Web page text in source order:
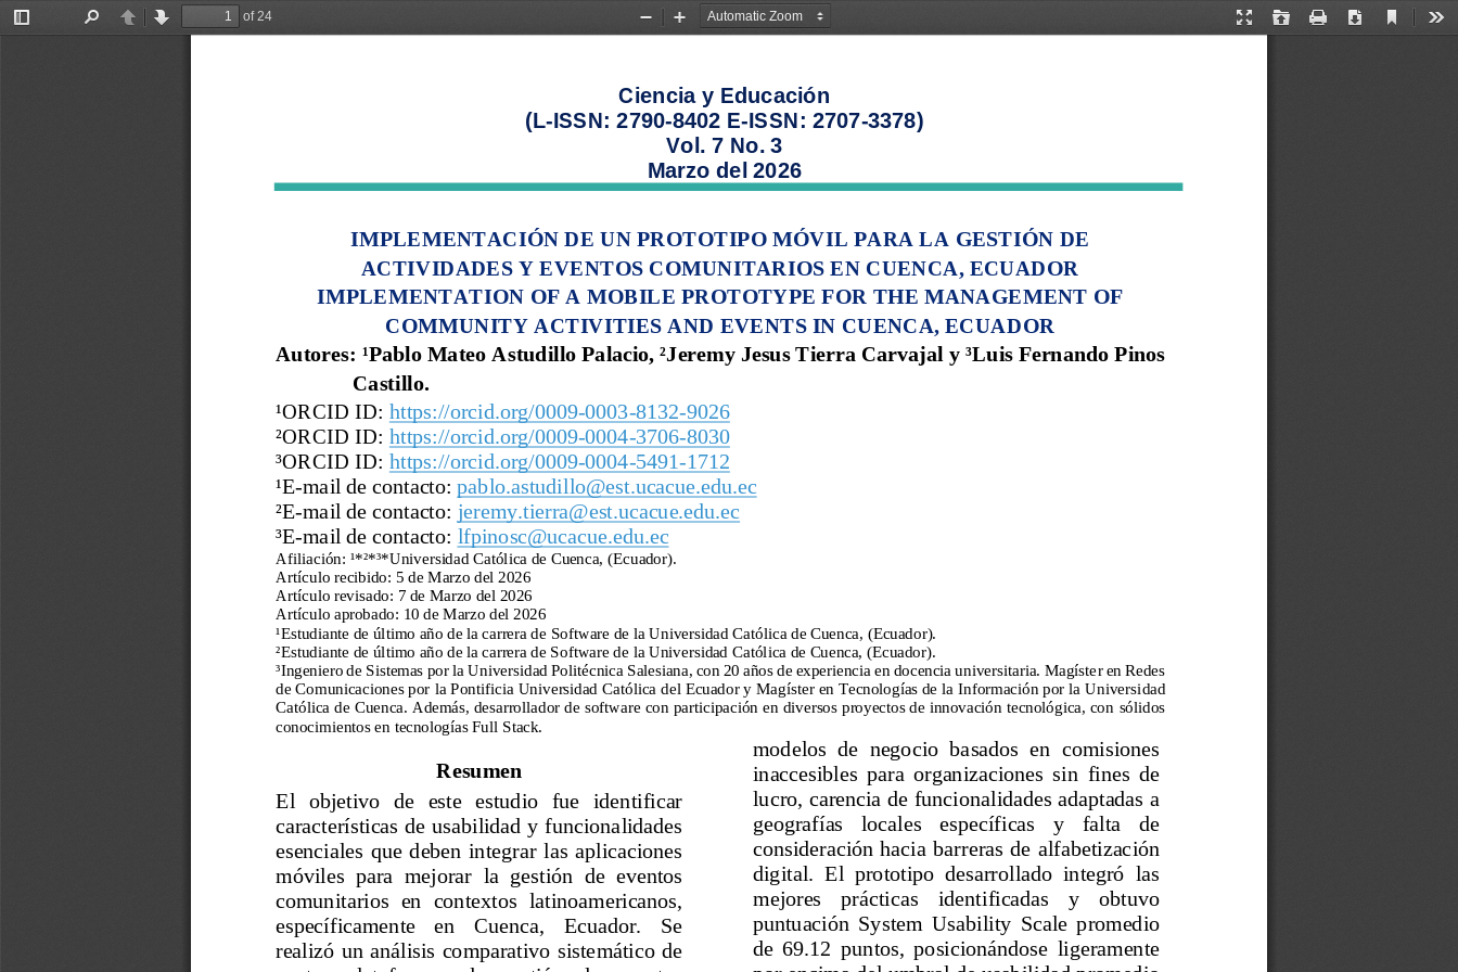
Toggle
PreviousNext
of 24
Presentation
Open Print Download
Current
Zoom
Zoom
Ciencia y Educación
(L-ISSN: 2790-8402 E-ISSN: 2707-3378)
Vol. 7 No. 3
Marzo del 2026
IMPLEMENTACIÓN DE UN PROTOTIPO MÓVIL PARA LA GESTIÓN DE
ACTIVIDADES Y EVENTOS COMUNITARIOS EN CUENCA, ECUADOR
IMPLEMENTATION OF A MOBILE PROTOTYPE FOR THE MANAGEMENT OF
COMMUNITY ACTIVITIES AND EVENTS IN CUENCA, ECUADOR
Autores: ¹Pablo Mateo Astudillo Palacio, ²Jeremy Jesus Tierra Carvajal y ³Luis Fernando Pinos
Castillo.
¹ORCID ID: https://orcid.org/0009-0003-8132-9026
²ORCID ID: https://orcid.org/0009-0004-3706-8030
³ORCID ID: https://orcid.org/0009-0004-5491-1712
¹E-mail de contacto: pablo.astudillo@est.ucacue.edu.ec
²E-mail de contacto: jeremy.tierra@est.ucacue.edu.ec
³E-mail de contacto: lfpinosc@ucacue.edu.ec
Afiliación: ¹*²*³*Universidad Católica de Cuenca, (Ecuador).
Artículo recibido: 5 de Marzo del 2026
Artículo revisado: 7 de Marzo del 2026
Artículo aprobado: 10 de Marzo del 2026
¹Estudiante de último año de la carrera de Software de la Universidad Católica de Cuenca, (Ecuador).
²Estudiante de último año de la carrera de Software de la Universidad Católica de Cuenca, (Ecuador).
³Ingeniero de Sistemas por la Universidad Politécnica Salesiana, con 20 años de experiencia en docencia universitaria. Magíster en Redes
de Comunicaciones por la Pontificia Universidad Católica del Ecuador y Magíster en Tecnologías de la Información por la Universidad
Católica de Cuenca. Además, desarrollador de software con participación en diversos proyectos de innovación tecnológica, con sólidos
conocimientos en tecnologías Full Stack.
Resumen
El   objetivo   de   este   estudio   fue   identificar
características de usabilidad y funcionalidades
esenciales  que  deben  integrar  las  aplicaciones
móviles  para  mejorar  la  gestión  de  eventos
comunitarios  en  contextos  latinoamericanos,
específicamente    en    Cuenca,    Ecuador.    Se
realizó un análisis comparativo sistemático de
modelos  de  negocio  basados  en  comisiones
inaccesibles  para  organizaciones  sin  fines  de
lucro, carencia de funcionalidades adaptadas a
geografías   locales   específicas   y   falta   de
consideración  hacia  barreras  de  alfabetización
digital.  El  prototipo  desarrollado  integró  las
mejores    prácticas    identificadas    y    obtuvo
puntuación  System  Usability  Scale  promedio
de  69.12  puntos,  posicionándose  ligeramente